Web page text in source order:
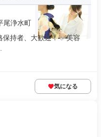
尾浄水町
持者、大歓迎！ ✅美容
気になる